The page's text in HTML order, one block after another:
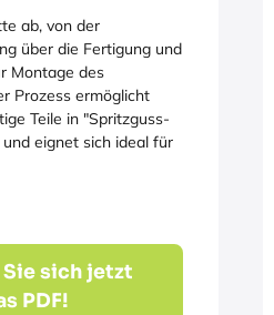
ab, von der
über die Fertigung und
Montage des
Prozess ermöglicht
Teile in "Spritzguss-
eignet sich ideal für
sich jetzt
PDF!